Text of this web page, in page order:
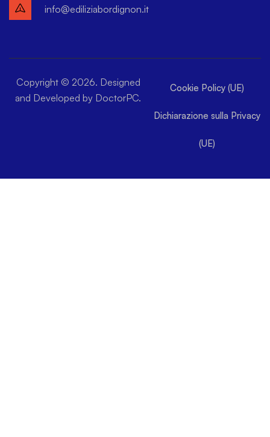
info@ediliziabordignon.it
Copyright © 2026. Designed
and Developed by DoctorPC.
Cookie Policy (UE)
Dichiarazione sulla Privacy
(UE)